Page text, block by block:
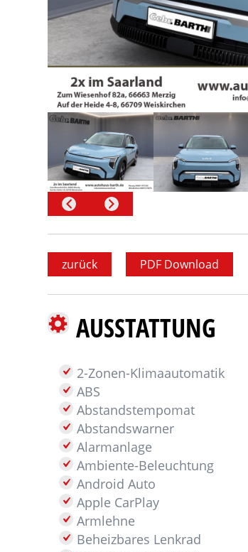
zurück PDF Download
AUSSTATTUNG
2-Zonen-Klimaautomatik
ABS
Abstandstempomat
Abstandswarner
Alarmanlage
Ambiente-Beleuchtung
Android Auto
Apple CarPlay
Armlehne
Beheizbares Lenkrad